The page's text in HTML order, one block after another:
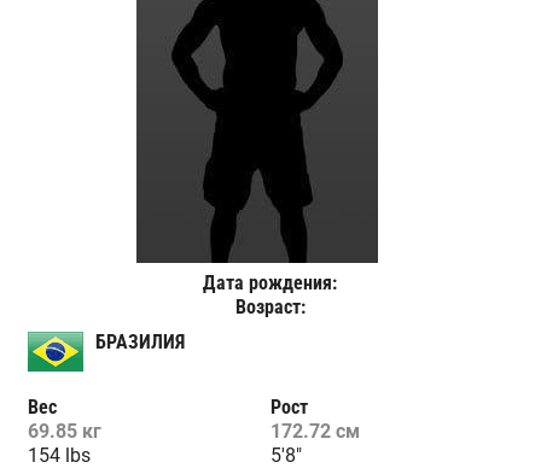
Дата рождения:
Возраст:
БРАЗИЛИЯ
Вес
69.85 кг
154 lbs
Рост
172.72 см
5'8"